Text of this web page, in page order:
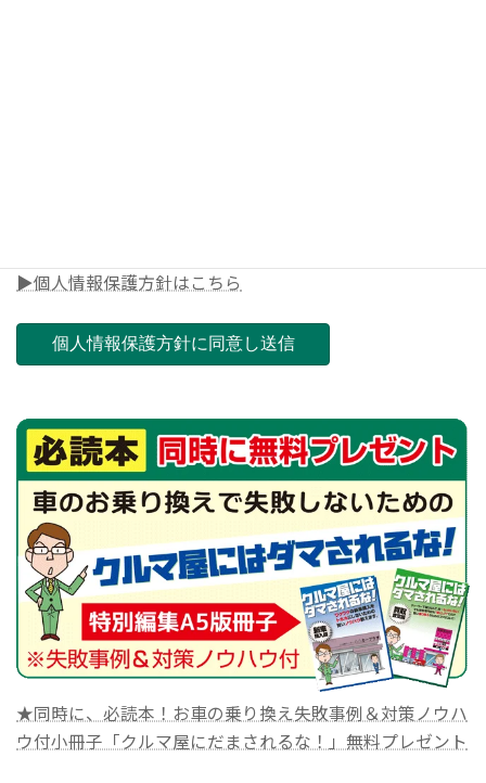
▶個人情報保護方針はこちら
★同時に、必読本！お車の乗り換え失敗事例＆対策ノウハ
ウ付小冊子「クルマ屋にだまされるな！」無料プレゼント